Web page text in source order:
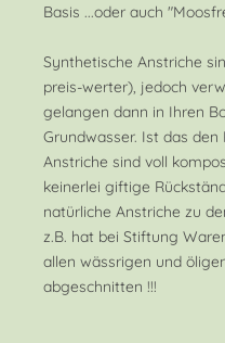
Basis ...oder auch
Synthetische Anstriche
preis-werter), jedoch
gelangen dann in Ihren
Grundwasser. Ist das
Anstriche sind voll
keinerlei giftige
natürliche Anstriche zu
z.B. hat bei Stiftung
allen wässrigen und
abgeschnitten !!!